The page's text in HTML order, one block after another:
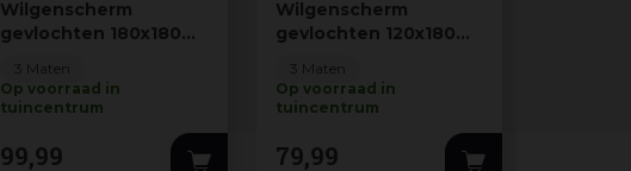
Wilgenscherm
gevlochten 180x180
99,99
Op voorraad in
tuincentrum
3 Maten
Wilgenscherm
gevlochten 120x180
79,99
Op voorraad in
tuincentrum
3 Maten